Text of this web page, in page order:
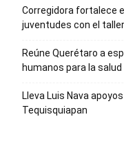
Corregidora fortalece
juventudes con el taller
Reúne Querétaro a
humanos para la salud
Lleva Luis Nava
Tequisquiapan